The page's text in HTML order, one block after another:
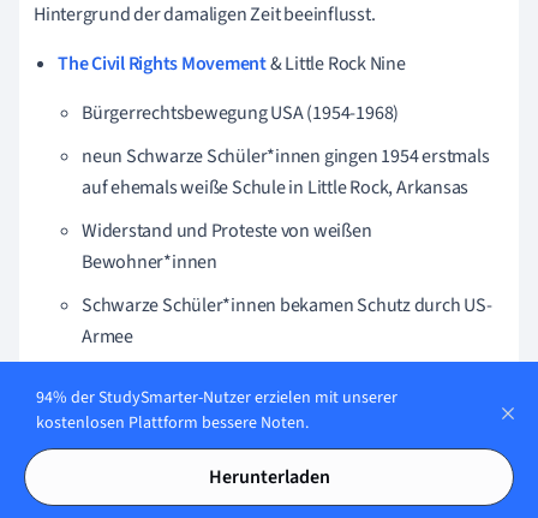
Hintergrund der damaligen Zeit beeinflusst.
The Civil Rights Movement& Little Rock Nine
Bürgerrechtsbewegung USA (1954-1968)
neun Schwarze Schüler*innen gingen 1954 erstmals
auf ehemals weiße Schule in Little Rock, Arkansas
Widerstand und Proteste von weißen
Bewohner*innen
Schwarze Schüler*innen bekamen Schutz durch US-
Armee
Wettlauf ins All
Raumfahrts-Wettstreit USA vs. Sowjetunion im Kalten
Krieg
94% der StudySmarter-Nutzer erzielen mit unserer
kostenlosen Plattform bessere Noten.
Herunterladen